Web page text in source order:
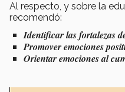
Al respecto, y sobre la
recomendó:
Identificar las fortalezas
Promover emociones
Orientar emociones al